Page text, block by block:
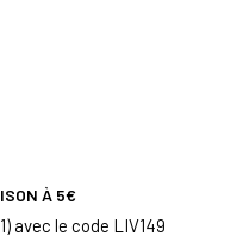
À 5€
avec le code LIV149